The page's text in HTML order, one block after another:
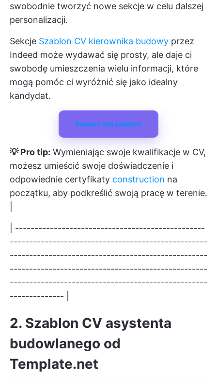
swobodnie tworzyć nowe sekcje w celu dalszej
personalizacji.
Sekcje Szablon CV kierownika budowy przez
Indeed może wydawać się prosty, ale daje ci
swobodę umieszczenia wielu informacji, które
mogą pomóc ci wyróżnić się jako idealny
kandydat.
Pobierz ten szablon
💡 Pro tip: Wymieniając swoje kwalifikacje w CV,
możesz umieścić swoje doświadczenie i
odpowiednie certyfikaty construction na
początku, aby podkreślić swoją pracę w terenie.
| -------------------------------------------------
---------------------------------------------------
---------------------------------------------------
---------------------------------------------------
---------------------------------------------------
-------------- |
2. Szablon CV asystenta
budowlanego od
Template.net